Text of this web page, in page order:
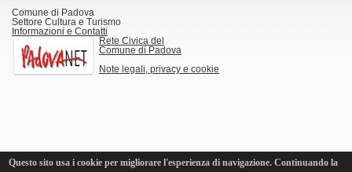
Comune di Padova
Settore Cultura e Turismo
Informazioni e Contatti
Rete Civica del
Comune di Padova
Note legali, privacy e cookie
Questo sito usa i cookie per migliorare l'esperienza di navigazione. Continuando la